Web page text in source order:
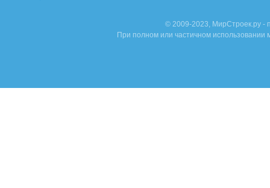
© 2009-2023, МирСтроек.ру -
При полном или частичном использовании